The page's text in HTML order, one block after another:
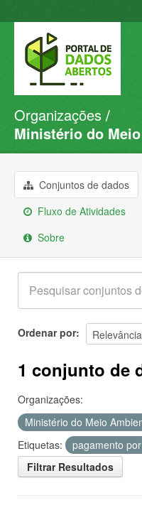
Conjuntos de dados
Organizações
Sobre
Organizações
Ministério do
Conjuntos de dados
Fluxo de Atividades
Sobre
Ordenar por
1 conjunto de
Organizações:
Ministério do Meio
Etiquetas:
pagamento
Filtrar Resultados